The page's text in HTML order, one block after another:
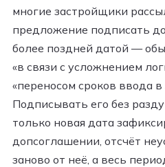
многие застройщики
предложение подписать
более поздней датой —
«в связи с усложнением
«переносом сроков ввода в
Подписывать его без
только новая дата
допсоглашении, отсчёт
заново от неё, а весь